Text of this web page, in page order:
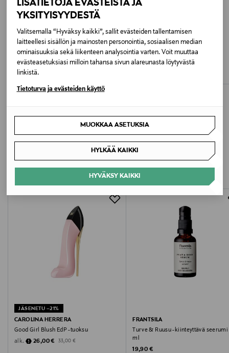
LISÄTIETOJA EVÄSTEISTÄ JA
YKSITYISYYDESTÄ
Valitsemalla “Hyväksy kaikki”, sallit evästeiden tallentamisen
laitteellesi sisällön ja mainosten personointia, sosiaalisen median
ominaisuuksia sekä liikenteen analysointia varten. Voit muuttaa
evästeasetuksiasi milloin tahansa sivun alareunasta löytyvästä
linkistä.
Tietoturva ja evästeiden käyttö
MUOKKAA ASETUKSIA
HYLKÄÄ KAIKKI
HYVÄKSY KAIKKI
Kaikki ihotyypit
Väri
NOCOL
Koko
Yhdysvallat
Valmistajan tuotenumero
T0014
Miraz, Ahertajankatu 19, 33720 Tampere, Finland
info@miraz.fi
HURRAW
Vanilla Lip Balm -huulivoide
HURRAW
Moon Lip Balm -huulivoide
LISÄÄ KIINNOSTAVIA
TUOTTEITA
JÄSENETU –21%
CAROLINA HERRERA
Good Girl Blush EdP -tuoksu
alk.
Discounted Price
26,00 € Original Price
33,00 €
FRANTSILA
Turve & Ruusu -kiinteyttävä seerumi
ml
Original Price
19,90 €